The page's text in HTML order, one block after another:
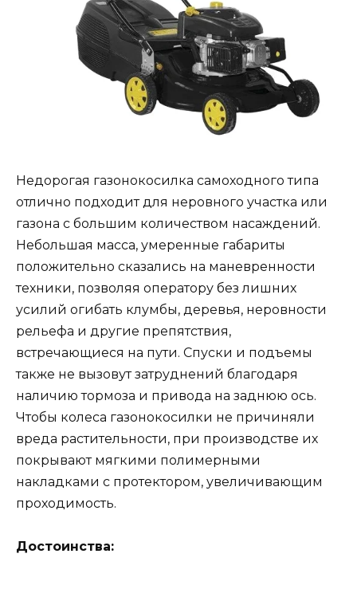
Недорогая газонокосилка самоходного типа
отлично подходит для неровного участка или
газона с большим количеством насаждений.
Небольшая масса, умеренные габариты
положительно сказались на маневренности
техники, позволяя оператору без лишних
усилий огибать клумбы, деревья, неровности
рельефа и другие препятствия,
встречающиеся на пути. Спуски и подъемы
также не вызовут затруднений благодаря
наличию тормоза и привода на заднюю ось.
Чтобы колеса газонокосилки не причиняли
вреда растительности, при производстве их
покрывают мягкими полимерными
накладками с протектором, увеличивающим
проходимость.
Достоинства: